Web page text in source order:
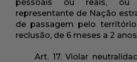
pessoais ou reais,
representante de Nação
de passagem pelo
reclusão, de 6 meses a 2
Art. 17. Violar